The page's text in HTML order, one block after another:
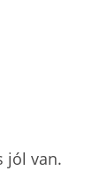
jól van.